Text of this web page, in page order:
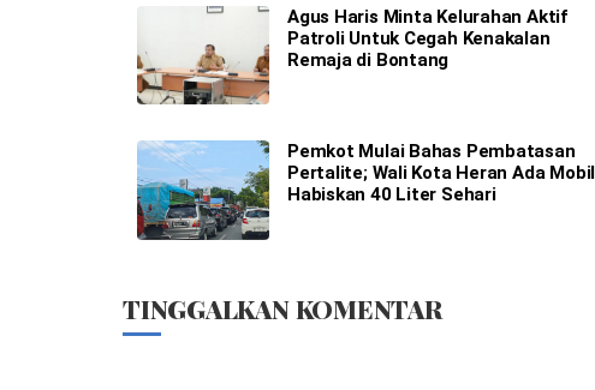
Agus Haris Minta Kelurahan Aktif
Patroli Untuk Cegah Kenakalan
Remaja di Bontang
Pemkot Mulai Bahas Pembatasan
Pertalite; Wali Kota Heran Ada Mobil
Habiskan 40 Liter Sehari
TINGGALKAN KOMENTAR